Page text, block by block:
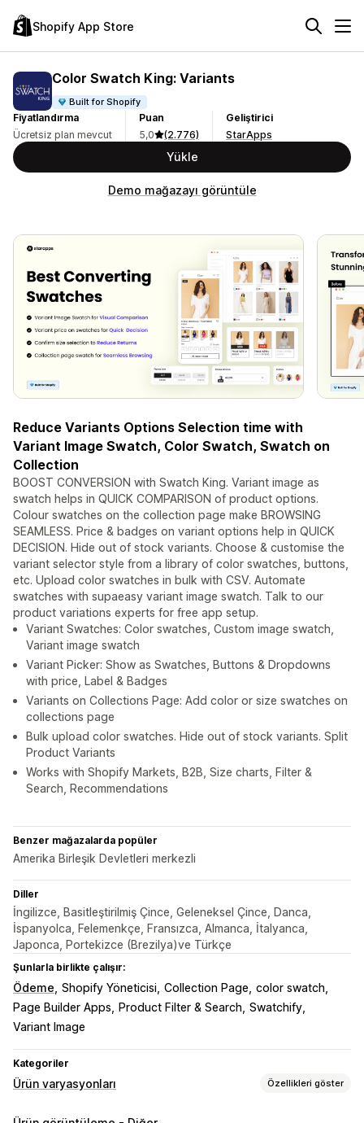
Shopify App Store
Color Swatch King: Variants
Built for Shopify
Fiyatlandırma
Ücretsiz plan mevcut
Puan
5,0
(2.776)
Geliştirici
StarApps
Yükle
Demo mağazayı görüntüle
Reduce Variants Options Selection time with
Variant Image Swatch, Color Swatch, Swatch on
Collection
BOOST CONVERSION with Swatch King. Variant image as
swatch helps in QUICK COMPARISON of product options.
Colour swatches on the collection page make BROWSING
SEAMLESS. Price & badges on variant options help in QUICK
DECISION. Hide out of stock variants. Choose & customise the
variant selector style from a library of color swatches, buttons,
etc. Upload color swatches in bulk with CSV. Automate
swatches with supaeasy variant image swatch. Talk to our
product variations experts for free app setup.
Variant Swatches: Color swatches, Custom image swatch,
Variant image swatch
Variant Picker: Show as Swatches, Buttons & Dropdowns
with price, Label & Badges
Variants on Collections Page: Add color or size swatches on
collections page
Bulk upload color swatches. Hide out of stock variants. Split
Product Variants
Works with Shopify Markets, B2B, Size charts, Filter &
Search, Recommendations
Benzer mağazalarda popüler
Amerika Birleşik Devletleri merkezli
Diller
İngilizce, Basitleştirilmiş Çince, Geleneksel Çince, Danca,
İspanyolca, Felemenkçe, Fransızca, Almanca, İtalyanca,
Japonca, Portekizce (Brezilya)ve Türkçe
Şunlarla birlikte çalışır:
Ödeme Shopify Yöneticisi Collection Page color swatch
Page Builder Apps
Product Filter & Search Swatchify
Variant Image
Kategoriler
Ürün varyasyonları Özellikleri göster